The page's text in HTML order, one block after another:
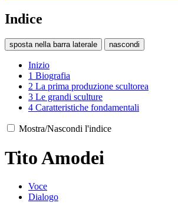
Indice
sposta nella barra laterale nascondi
Inizio
1 Biografia
2 La prima produzione scultorea
3 Le grandi sculture
4 Caratteristiche fondamentali
Mostra/Nascondi l'indice
Tito Amodei
Voce
Dialogo